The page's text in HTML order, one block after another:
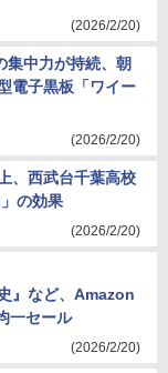
(2026/2/20)
集中力が持続、朝
電子黒板「ワイー
(2026/2/20)
、西武台千葉高校
の効果
(2026/2/20)
』など、Amazon
一セール
(2026/2/20)